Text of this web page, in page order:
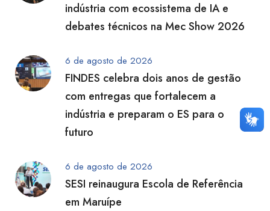
indústria com ecossistema de IA e
debates técnicos na Mec Show 2026
6 de agosto de 2026
FINDES celebra dois anos de gestão
com entregas que fortalecem a
indústria e preparam o ES para o
futuro
6 de agosto de 2026
SESI reinaugura Escola de Referência
em Maruípe